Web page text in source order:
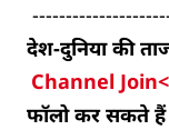
देश-दुनिया की
Channel
फॉलो कर सकते